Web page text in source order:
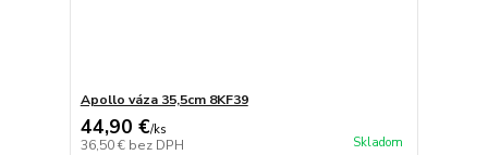
Apollo váza 35,5cm 8KF39
44,90 €/ks
36,50 € bez DPH Skladom